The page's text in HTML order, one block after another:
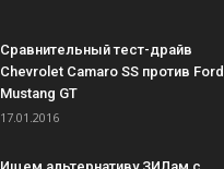
Сравнительный тест-драйв
Chevrolet Camaro SS против Ford
Mustang GT
17.01.2016